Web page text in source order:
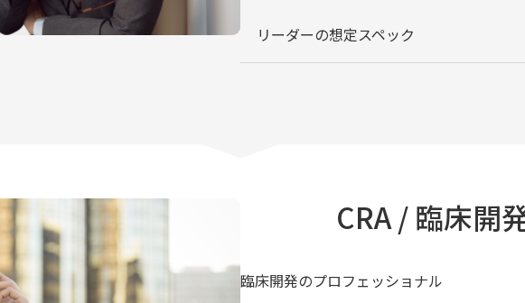
リーダーの想定スペック
CRA / 臨床開
臨床開発のプロフェッショナル